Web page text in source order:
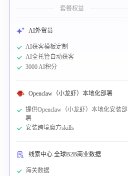
套餐权益
AI外贸员
AI获客模板定制
AI全托管自动获客
3000 AI积分
Openclaw（小龙虾）本地化部署
提供Openclaw（小龙虾）本地化安装部
署
安装跨境魔方skills
线索中心 全球B2B商业数据
海关数据